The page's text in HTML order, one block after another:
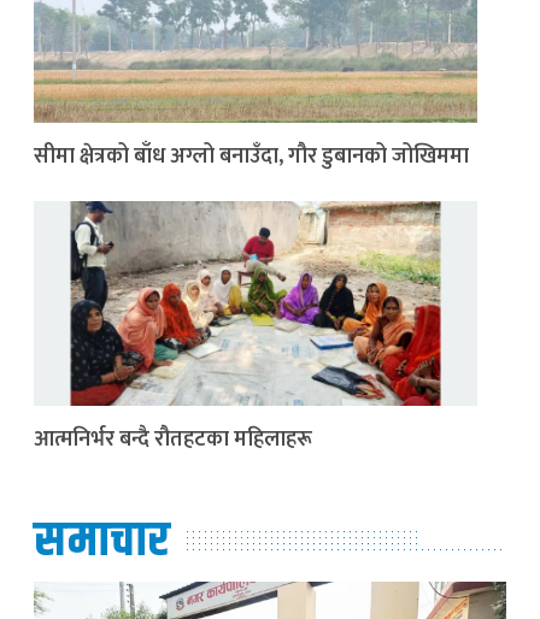
सीमा क्षेत्रको बाँध अग्लो बनाउँदा, गौर डुबानको जोखिममा
आत्मनिर्भर बन्दै रौतहटका महिलाहरू
समाचार